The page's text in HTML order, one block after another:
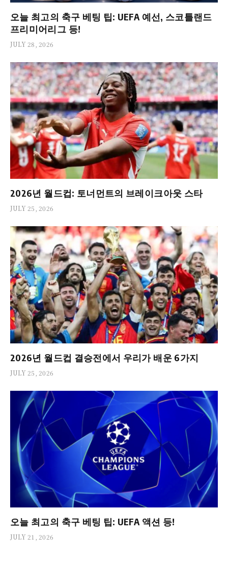
오늘 최고의 축구 베팅 팁: UEFA 예선, 스코틀랜드
프리미어리그 등!
JULY 28, 2026
2026년 월드컵: 토너먼트의 브레이크아웃 스타
JULY 25, 2026
2026년 월드컵 결승전에서 우리가 배운 6가지
JULY 25, 2026
오늘 최고의 축구 베팅 팁: UEFA 액션 등!
JULY 21, 2026